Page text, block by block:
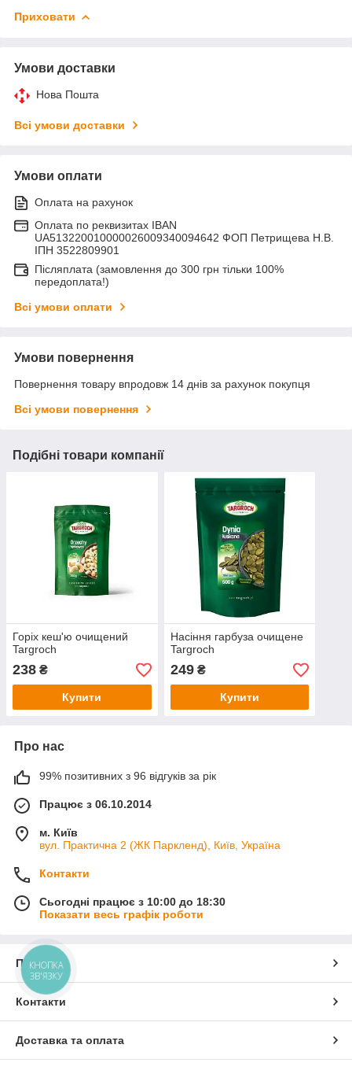
Приховати
Умови доставки
Нова Пошта
Всі умови доставки
Умови оплати
Оплата на рахунок
Оплата по реквизитах IBAN
UA513220010000026009340094642 ФОП Петрищева Н.В.
ІПН 3522809901
Післяплата (замовлення до 300 грн тільки 100%
передоплата!)
Всі умови оплати
Умови повернення
Повернення товару впродовж 14 днів за рахунок покупця
Всі умови повернення
Подібні товари компанії
Горіх кеш'ю очищений
Targroch
238 ₴
Купити
Насіння гарбуза очищене
Targroch
249₴
Купити
Про нас
99% позитивних з 96 відгуків за рік
Працює з 06.10.2014
м. Київ
вул. Практична 2 (ЖК Паркленд), Київ, Україна
Контакти
Сьогодні працює з 10:00 до 18:30
Показати весь графік роботи
Про нас
Контакти
Доставка та оплата
КНОПКА
ЗВ'ЯЗКУ